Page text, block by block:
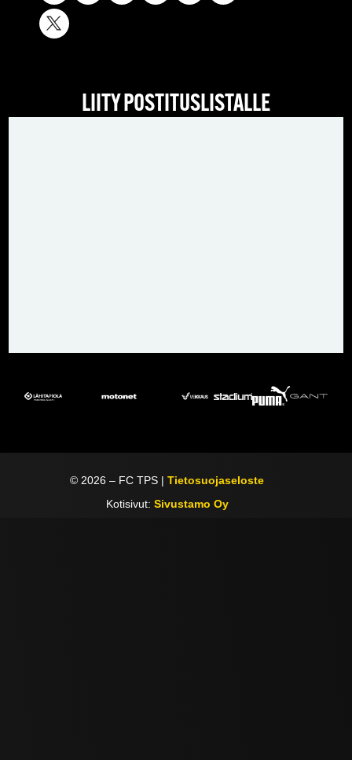
LIITY POSTITUSLISTALLE
© 2026 – FC TPS |Tietosuojaseloste
Kotisivut: Sivustamo Oy